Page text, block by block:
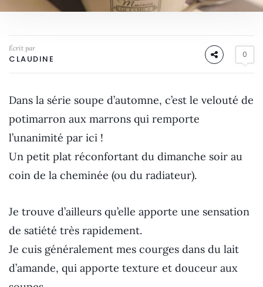
Écrit par
CLAUDINE 0
Dans la série soupe d’automne, c’est le velouté de
potimarron aux marrons qui remporte
l’unanimité par ici !
Un petit plat réconfortant du dimanche soir au
coin de la cheminée (ou du radiateur).
Je trouve d’ailleurs qu’elle apporte une sensation
de satiété très rapidement.
Je cuis généralement mes courges dans du lait
d’amande, qui apporte texture et douceur aux